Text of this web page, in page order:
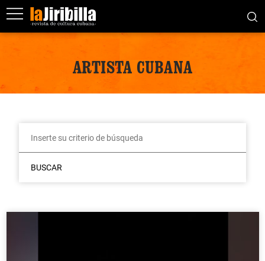
ARTISTA CUBANA
BUSCAR